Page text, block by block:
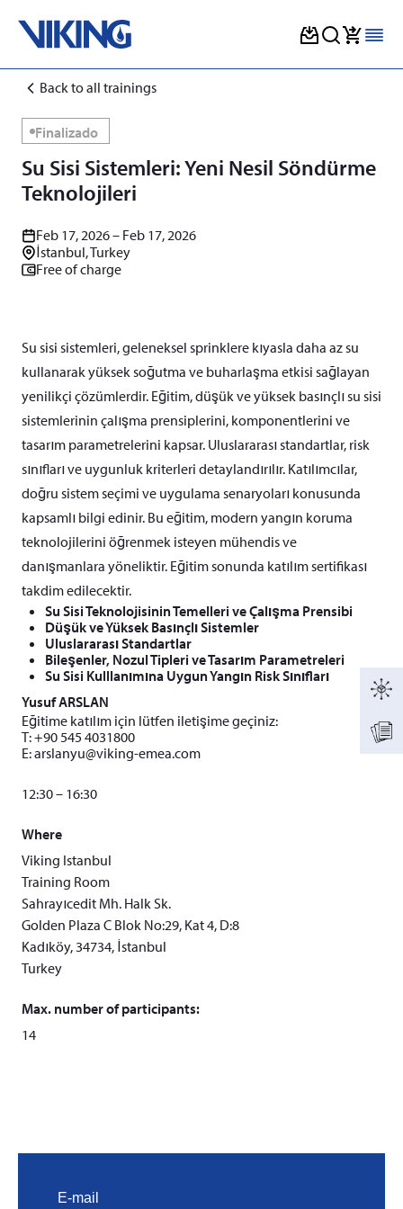
Back to all trainings
Finalizado
Su Sisi Sistemleri: Yeni Nesil Söndürme
Teknolojileri
Feb 17, 2026 – Feb 17, 2026
İstanbul, Turkey
Free of charge
Su sisi sistemleri, geleneksel sprinklere kıyasla daha az su
kullanarak yüksek soğutma ve buharlaşma etkisi sağlayan
yenilikçi çözümlerdir. Eğitim, düşük ve yüksek basınçlı su sisi
sistemlerinin çalışma prensiplerini, komponentlerini ve
tasarım parametrelerini kapsar. Uluslararası standartlar, risk
sınıfları ve uygunluk kriterleri detaylandırılır. Katılımcılar,
doğru sistem seçimi ve uygulama senaryoları konusunda
kapsamlı bilgi edinir. Bu eğitim, modern yangın koruma
teknolojilerini öğrenmek isteyen mühendis ve
danışmanlara yöneliktir. Eğitim sonunda katılım sertifikası
takdim edilecektir.
Su Sisi Teknolojisinin Temelleri ve Çalışma Prensibi
Düşük ve Yüksek Basınçlı Sistemler
Uluslararası Standartlar
Bileşenler, Nozul Tipleri ve Tasarım Parametreleri
Su Sisi Kulllanımına Uygun Yangın Risk Sınıfları
Yusuf ARSLAN
Eğitime katılım için lütfen iletişime geçiniz:
T: +90 545 4031800
E:arslanyu@viking-emea.com
12:30 – 16:30
Where
Viking Istanbul
Training Room
Sahrayıcedit Mh. Halk Sk.
Golden Plaza C Blok No:29, Kat 4, D:8
Kadıköy, 34734, İstanbul
Turkey
Max. number of participants:
14